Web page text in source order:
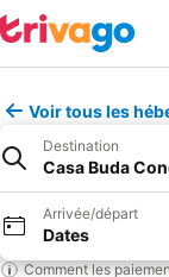
Voir tous les
Destination
Casa Buda
Arrivée/départ
Dates
Comment les